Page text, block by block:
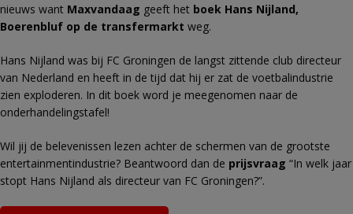
nieuws want Maxvandaag geeft het boek Hans Nijland,
Boerenbluf op de transfermarkt weg.
Hans Nijland was bij FC Groningen de langst zittende club directeur
van Nederland en heeft in de tijd dat hij er zat de voetbalindustrie
zien exploderen. In dit boek word je meegenomen naar de
onderhandelingstafel!
Wil jij de belevenissen lezen achter de schermen van de grootste
entertainmentindustrie? Beantwoord dan de prijsvraag “In welk jaar
stopt Hans Nijland als directeur van FC Groningen?”.